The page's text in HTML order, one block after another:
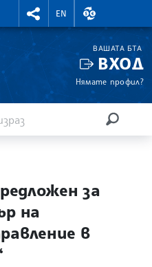
RIGHTMENU.SOCIAL
EN
ВАЛУТНИ
ВАШАТА БТА
ВХОД
Нямате профил?
за
на
в